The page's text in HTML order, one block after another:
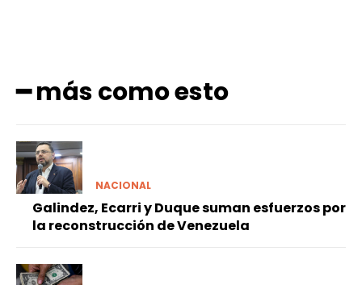
━ más como esto
NACIONAL
Galindez, Ecarri y Duque suman esfuerzos por
la reconstrucción de Venezuela